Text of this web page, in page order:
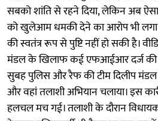
सबको शांति से रहने दिया, लेकिन अब ऐसा
को खुलेआम धमकी देने का आरोप भी लगा।
की स्वतंत्र रूप से पुष्टि नहीं हो सकी है।
मंडल के खिलाफ कई एफआईआर दर्ज की
सुबह पुलिस और रैफ की टीम दिलीप
और वहां तलाशी अभियान चलाया। इस
हलचल मच गई। तलाशी के दौरान